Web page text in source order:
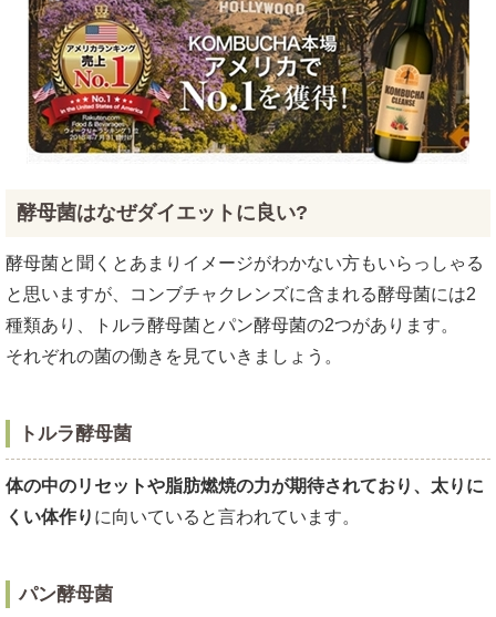
酵母菌はなぜダイエットに良い?
酵母菌と聞くとあまりイメージがわかない方もいらっしゃる
と思いますが、コンブチャクレンズに含まれる酵母菌には2
種類あり、トルラ酵母菌とパン酵母菌の2つがあります。
それぞれの菌の働きを見ていきましょう。
トルラ酵母菌
体の中のリセットや脂肪燃焼の力が期待されており、太りに
くい体作り に向いていると言われています。
パン酵母菌